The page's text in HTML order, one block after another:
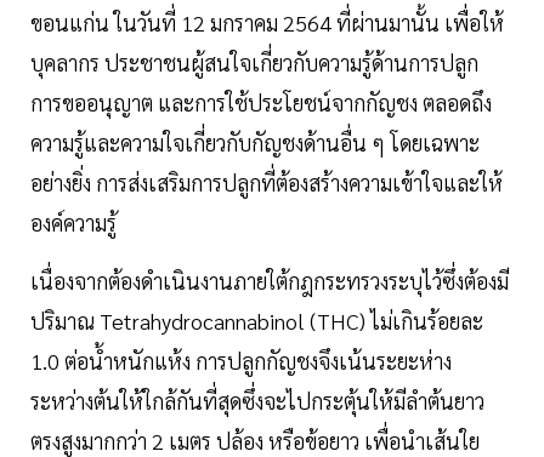
ขอนแก่น ในวันที่ 12 มกราคม 2564 ที่ผ่านมานั้น เพื่อให้
บุคลากร ประชาชนผู้สนใจเกี่ยวกับความรู้ด้านการปลูก
การขออนุญาต และการใช้ประโยชน์จากกัญชง ตลอดถึง
ความรู้และความใจเกี่ยวกับกัญชงด้านอื่น ๆ โดยเฉพาะ
อย่างยิ่ง การส่งเสริมการปลูกที่ต้องสร้างความเข้าใจและให้
องค์ความรู้
เนื่องจากต้องดำเนินงานภายใต้กฎกระทรวงระบุไว้ซึ่งต้องมี
ปริมาณ Tetrahydrocannabinol (THC) ไม่เกินร้อยละ
1.0 ต่อน้ำหนักแห้ง การปลูกกัญชงจึงเน้นระยะห่าง
ระหว่างต้นให้ใกล้กันที่สุดซึ่งจะไปกระตุ้นให้มีลำต้นยาว
ตรงสูงมากกว่า 2 เมตร ปล้อง หรือข้อยาว เพื่อนำเส้นใย